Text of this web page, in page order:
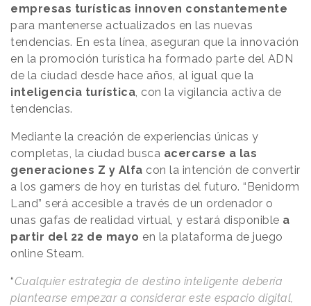
empresas turísticas innoven constantemente
para mantenerse actualizados en las nuevas
tendencias. En esta línea, aseguran que la innovación
en la promoción turística ha formado parte del ADN
de la ciudad desde hace años, al igual que la
inteligencia turística, con la vigilancia activa de
tendencias.
Mediante la creación de experiencias únicas y
completas, la ciudad busca acercarse a las
generaciones Z y Alfa con la intención de convertir
a los gamers de hoy en turistas del futuro. “Benidorm
Land” será accesible a través de un ordenador o
unas gafas de realidad virtual, y estará disponible a
partir del 22 de mayo en la plataforma de juego
online Steam.
“Cualquier estrategia de destino inteligente debería
plantearse empezar a considerar este espacio digital,